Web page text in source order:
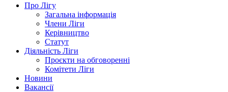
Про Лігу
Загальна інформація
Члени Ліги
Керівництво
Статут
Діяльність Ліги
Проєкти на обговоренні
Комітети Ліги
Новини
Вакансії